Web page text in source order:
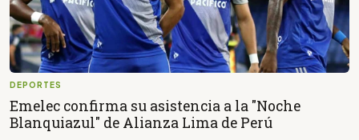
DEPORTES
Emelec confirma su asistencia a la "Noche
Blanquiazul" de Alianza Lima de Perú